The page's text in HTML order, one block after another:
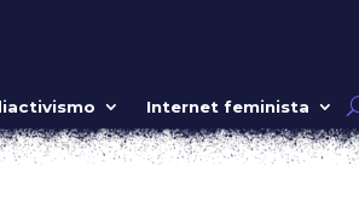
Internet feminista